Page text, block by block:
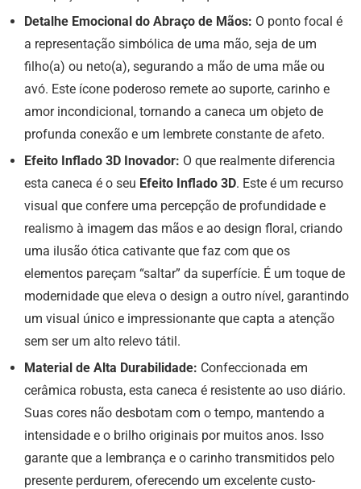
Detalhe Emocional do Abraço de Mãos: O ponto focal é
a representação simbólica de uma mão, seja de um
filho(a) ou neto(a), segurando a mão de uma mãe ou
avó. Este ícone poderoso remete ao suporte, carinho e
amor incondicional, tornando a caneca um objeto de
profunda conexão e um lembrete constante de afeto.
Efeito Inflado 3D Inovador: O que realmente diferencia
esta caneca é o seu Efeito Inflado 3D. Este é um recurso
visual que confere uma percepção de profundidade e
realismo à imagem das mãos e ao design floral, criando
uma ilusão ótica cativante que faz com que os
elementos pareçam “saltar” da superfície. É um toque de
modernidade que eleva o design a outro nível, garantindo
um visual único e impressionante que capta a atenção
sem ser um alto relevo tátil.
Material de Alta Durabilidade: Confeccionada em
cerâmica robusta, esta caneca é resistente ao uso diário.
Suas cores não desbotam com o tempo, mantendo a
intensidade e o brilho originais por muitos anos. Isso
garante que a lembrança e o carinho transmitidos pelo
presente perdurem, oferecendo um excelente custo-